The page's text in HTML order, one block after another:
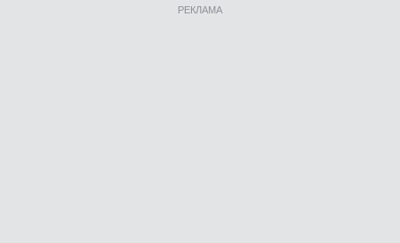
РЕКЛАМА